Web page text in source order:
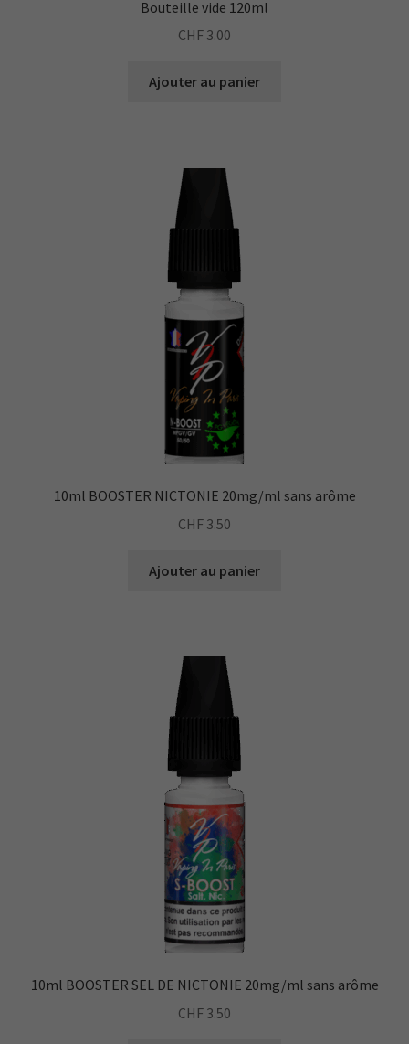
Bouteille vide 120ml
CHF 3.00
Ajouter au panier
10ml BOOSTER NICTONIE 20mg/ml sans arôme
CHF 3.50
Ajouter au panier
10ml BOOSTER SEL DE NICTONIE 20mg/ml sans arôme
CHF 3.50